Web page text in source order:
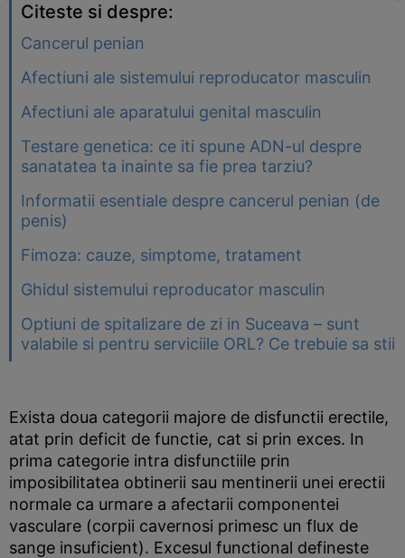
Citeste si despre:
Cancerul penian
Afectiuni ale sistemului reproducator masculin
Afectiuni ale aparatului genital masculin
Testare genetica: ce iti spune ADN-ul despre
sanatatea ta inainte sa fie prea tarziu?
Informatii esentiale despre cancerul penian (de
penis)
Fimoza: cauze, simptome, tratament
Ghidul sistemului reproducator masculin
Optiuni de spitalizare de zi in Suceava – sunt
valabile si pentru serviciile ORL? Ce trebuie sa stii
Exista doua categorii majore de disfunctii erectile,
atat prin deficit de functie, cat si prin exces. In
prima categorie intra disfunctiile prin
imposibilitatea obtinerii sau mentinerii unei erectii
normale ca urmare a afectarii componentei
vasculare (corpii cavernosi primesc un flux de
sange insuficient). Excesul functional defineste